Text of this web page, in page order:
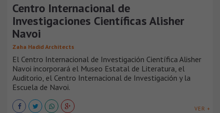
Centro Internacional de
Investigaciones Científicas Alisher
Navoi
Zaha Hadid Architects
El Centro Internacional de Investigación Científica Alisher
Navoi incorporará el Museo Estatal de Literatura, el
Auditorio, el Centro Internacional de Investigación y la
Escuela de Navoi.
VER +